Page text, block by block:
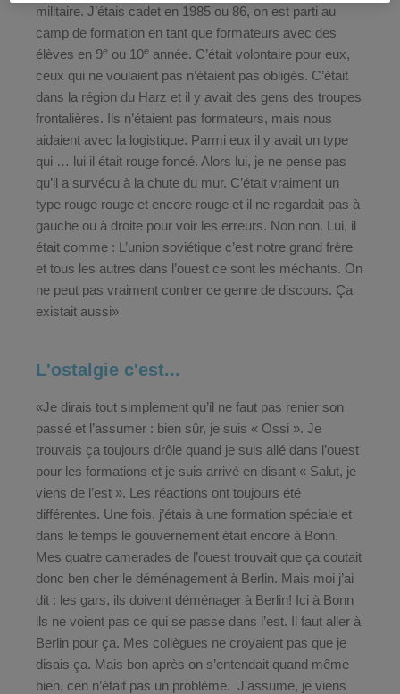
militaire. J’étais cadet en 1985 ou 86, on est parti au
camp de formation en tant que formateurs avec des
élèves en 9e ou 10e année. C’était volontaire pour eux,
ceux qui ne voulaient pas n’étaient pas obligés. C’était
dans la région du Harz et il y avait des gens des troupes
frontalières. Ils n’étaient pas formateurs, mais nous
aidaient avec la logistique. Parmi eux il y avait un type
qui … lui il était rouge foncé. Alors lui, je ne pense pas
qu’il a survécu à la chute du mur. C’était vraiment un
type rouge rouge et encore rouge et il ne regardait pas à
gauche ou à droite pour voir les erreurs. Non non. Lui, il
était comme : L’union soviétique c’est notre grand frère
et tous les autres dans l’ouest ce sont les méchants. On
ne peut pas vraiment contrer ce genre de discours. Ça
existait aussi»
L'ostalgie c'est...
«Je dirais tout simplement qu’il ne faut pas renier son
passé et l’assumer : bien sûr, je suis « Ossi ». Je
trouvais ça toujours drôle quand je suis allé dans l’ouest
pour les formations et je suis arrivé en disant « Salut, je
viens de l’est ». Les réactions ont toujours été
différentes. Une fois, j’étais à une formation spéciale et
dans le temps le gouvernement était encore à Bonn.
Mes quatre camerades de l’ouest trouvait que ça coutait
donc ben cher le déménagement à Berlin. Mais moi j’ai
dit : les gars, ils doivent déménager à Berlin! Ici à Bonn
ils ne voient pas ce qui se passe dans l’est. Il faut aller à
Berlin pour ça. Mes collègues ne croyaient pas que je
disais ça. Mais bon après on s’entendait quand même
bien, cen n’était pas un problème. J’assume, je viens